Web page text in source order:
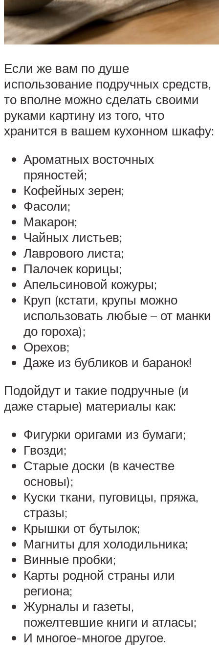
Если же вам по душе
использование подручных средств,
то вполне можно сделать своими
руками картину из того, что
хранится в вашем кухонном шкафу:
Ароматных восточных
пряностей;
Кофейных зерен;
Фасоли;
Макарон;
Чайных листьев;
Лаврового листа;
Палочек корицы;
Апельсиновой кожуры;
Круп (кстати, крупы можно
использовать любые – от манки
до гороха);
Орехов;
Даже из бубликов и баранок!
Подойдут и такие подручные (и
даже старые) материалы как:
Фигурки оригами из бумаги;
Гвозди;
Старые доски (в качестве
основы);
Куски ткани, пуговицы, пряжа,
стразы;
Крышки от бутылок;
Магниты для холодильника;
Винные пробки;
Карты родной страны или
региона;
Журналы и газеты,
пожелтевшие книги и атласы;
И многое-многое другое.